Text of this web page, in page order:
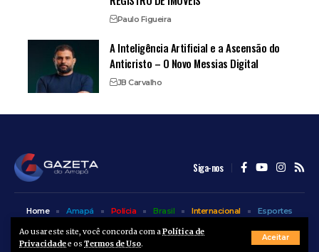
Ao usar este site, você concorda com aPolítica de
Privacidadee os Termos de Uso.
Aceitar
Paulo Figueira
A Inteligência Artificial e a Ascensão do
Anticristo – O Novo Messias Digital
JB Carvalho
Siga-nos
© A Gazeta do Amapá - 2025. Todos os direitos reservados.
Home Amapá Polícia Brasil Internacional
Esportes
Bem Estar
Entretenimento